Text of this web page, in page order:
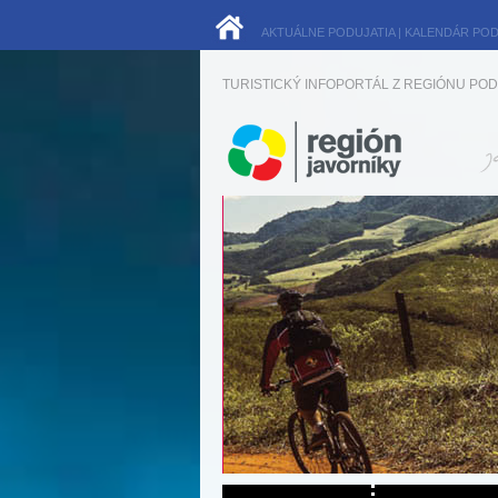
AKTUÁLNE PODUJATIA| KALENDÁR
TURISTICKÝ INFOPORTÁL Z REGIÓNU